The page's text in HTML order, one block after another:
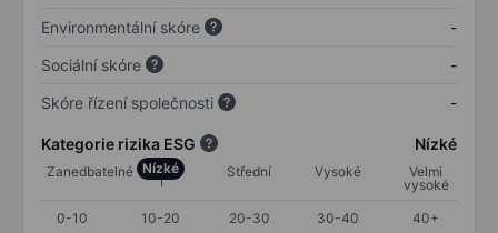
Environmentální skóre
-
Sociální skóre
-
Skóre řízení společnosti
-
Kategorie rizika ESG Nízké
Zanedbatelné Nízké Střední Vysoké
Velmi
vysoké
0-10
10-20 20-30 30-40 40+